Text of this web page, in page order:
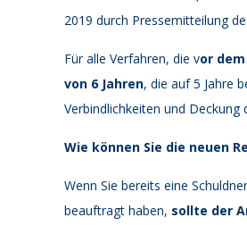
2019 durch Pressemitteilung
Für alle Verfahren, die vor
von 6 Jahren, die auf 5 Jahre
Verbindlichkeiten und
Wie können Sie die neuen
Wenn Sie bereits eine
beauftragt haben, sollte der